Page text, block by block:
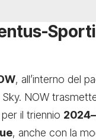
, all’interno del
NOW
per il triennio
, anche con la